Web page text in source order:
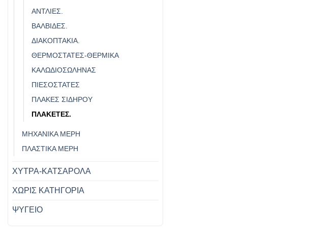
ΑΝΤΛΊΕΣ.
ΒΑΛΒΊΔΕΣ.
ΔΙΑΚΟΠΤΆΚΙΑ.
ΘΕΡΜΟΣΤΆΤΕΣ-ΘΕΡΜΙΚΆ
ΚΑΛΩΔΙΟΣΩΛΗΝΑΣ
ΠΙΕΣΟΣΤΆΤΕΣ
ΠΛΆΚΕΣ ΣΙΔΉΡΟΥ
ΠΛΑΚΈΤΕΣ.
ΜΗΧΑΝΙΚΑ ΜΕΡΗ
ΠΛΑΣΤΙΚΑ ΜΕΡΗ
ΧΥΤΡΑ-ΚΑΤΣΑΡΟΛΑ
ΧΩΡΊΣ ΚΑΤΗΓΟΡΊΑ
ΨΥΓΕΙΟ